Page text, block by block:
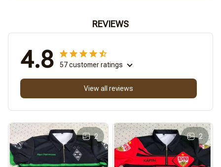
REVIEWS
4.8 57 customer ratings
View all reviews
2 2